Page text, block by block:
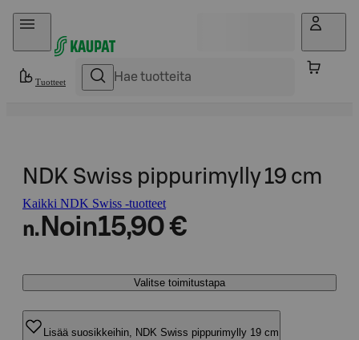
Hyppää sisältöön
Tuotteet
NDK Swiss pippurimylly 19 cm
Kaikki NDK Swiss -tuotteet
n. Noin15,90 €
Valitse toimitustapa
Lisää suosikkeihin, NDK Swiss pippurimylly 19 cm